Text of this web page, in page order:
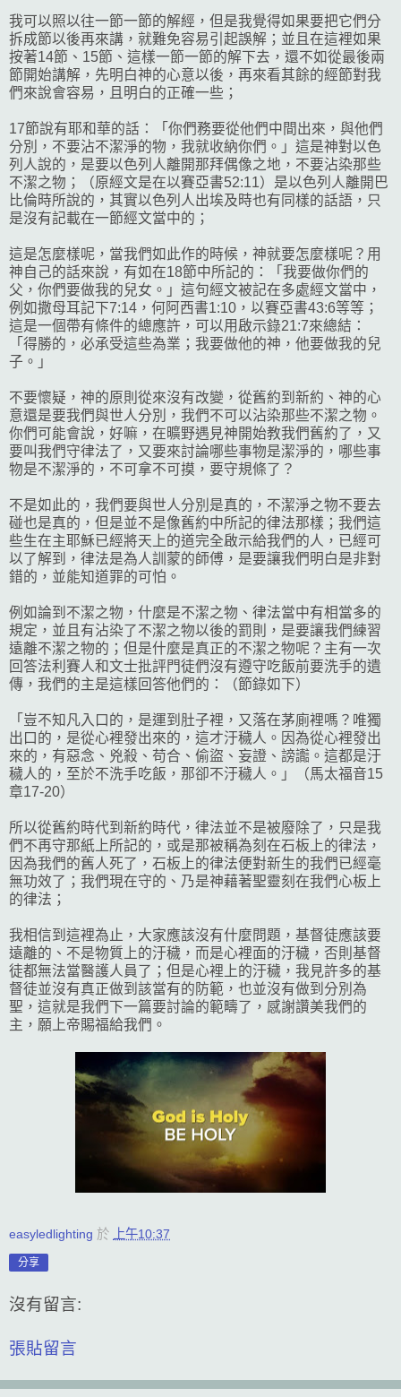
我可以照以往一節一節的解經，但是我覺得如果要把它們分
拆成節以後再來講，就難免容易引起誤解；並且在這裡如果
按著14節、15節、這樣一節一節的解下去，還不如從最後兩
節開始講解，先明白神的心意以後，再來看其餘的經節對我
們來說會容易，且明白的正確一些；
17節說有耶和華的話：「你們務要從他們中間出來，與他們
分別，不要沾不潔淨的物，我就收納你們。」這是神對以色
列人說的，是要以色列人離開那拜偶像之地，不要沾染那些
不潔之物；（原經文是在以賽亞書52:11）是以色列人離開巴
比倫時所說的，其實以色列人出埃及時也有同樣的話語，只
是沒有記載在一節經文當中的；
這是怎麼樣呢，當我們如此作的時候，神就要怎麼樣呢？用
神自己的話來說，有如在18節中所記的：「我要做你們的
父，你們要做我的兒女。」這句經文被記在多處經文當中，
例如撒母耳記下7:14，何阿西書1:10，以賽亞書43:6等等；
這是一個帶有條件的總應許，可以用啟示錄21:7來總結：
「得勝的，必承受這些為業；我要做他的神，他要做我的兒
子。」
不要懷疑，神的原則從來沒有改變，從舊約到新約、神的心
意還是要我們與世人分別，我們不可以沾染那些不潔之物。
你們可能會說，好嘛，在曠野遇見神開始教我們舊約了，又
要叫我們守律法了，又要來討論哪些事物是潔淨的，哪些事
物是不潔淨的，不可拿不可摸，要守規條了？
不是如此的，我們要與世人分別是真的，不潔淨之物不要去
碰也是真的，但是並不是像舊約中所記的律法那樣；我們這
些生在主耶穌已經將天上的道完全啟示給我們的人，已經可
以了解到，律法是為人訓蒙的師傅，是要讓我們明白是非對
錯的，並能知道罪的可怕。
例如論到不潔之物，什麼是不潔之物、律法當中有相當多的
規定，並且有沾染了不潔之物以後的罰則，是要讓我們練習
遠離不潔之物的；但是什麼是真正的不潔之物呢？主有一次
回答法利賽人和文士批評門徒們沒有遵守吃飯前要洗手的遺
傳，我們的主是這樣回答他們的：（節錄如下）
「豈不知凡入口的，是運到肚子裡，又落在茅廁裡嗎？唯獨
出口的，是從心裡發出來的，這才汙穢人。因為從心裡發出
來的，有惡念、兇殺、苟合、偷盜、妄證、謗讟。這都是汙
穢人的，至於不洗手吃飯，那卻不汙穢人。」（馬太福音15
章17-20）
所以從舊約時代到新約時代，律法並不是被廢除了，只是我
們不再守那紙上所記的，或是那被稱為刻在石板上的律法，
因為我們的舊人死了，石板上的律法便對新生的我們已經毫
無功效了；我們現在守的、乃是神藉著聖靈刻在我們心板上
的律法；
我相信到這裡為止，大家應該沒有什麼問題，基督徒應該要
遠離的、不是物質上的汙穢，而是心裡面的汙穢，否則基督
徒都無法當醫護人員了；但是心裡上的汙穢，我見許多的基
督徒並沒有真正做到該當有的防範，也並沒有做到分別為
聖，這就是我們下一篇要討論的範疇了，感謝讚美我們的
主，願上帝賜福給我們。
easyledlighting 於 上午10:37
分享
沒有留言:
張貼留言